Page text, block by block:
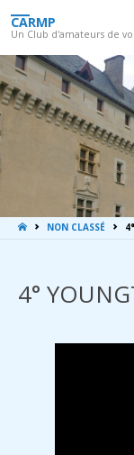
CARMP
Un Club d'amateurs de
LA
MAISON
NON CLASSÉ
4°